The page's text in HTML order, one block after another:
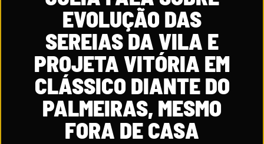
EVOLUÇÃO DAS
SEREIAS DA VILA E
PROJETA VITÓRIA EM
CLÁSSICO DIANTE DO
PALMEIRAS, MESMO
FORA DE CASA